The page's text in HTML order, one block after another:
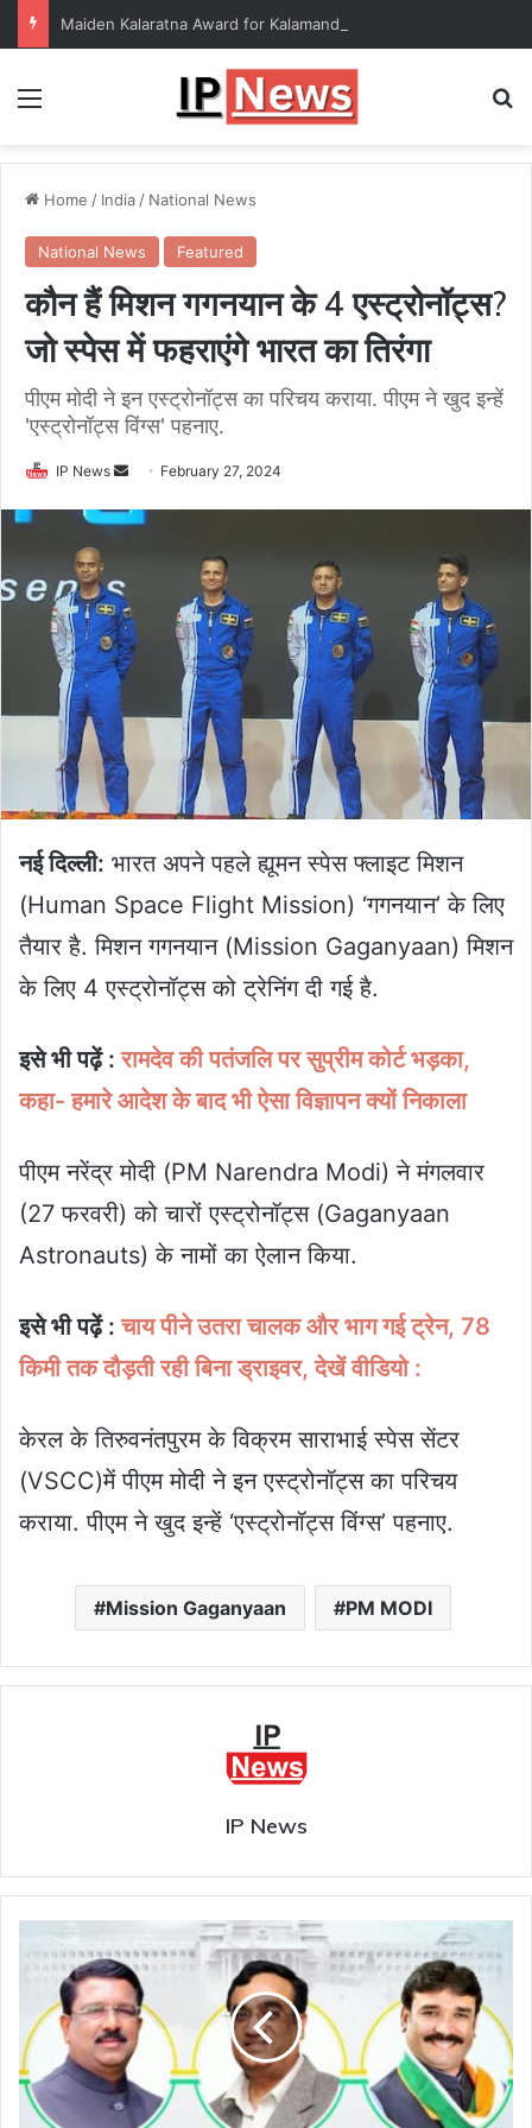
Menu
Home / India/ National News
National News Featured
कौन हैं मिशन गगनयान के 4 एस्ट्रोनॉट्स?
जो स्पेस में फहराएंगे भारत का तिरंगा
पीएम मोदी ने इन एस्ट्रोनॉट्स का परिचय कराया. पीएम ने खुद इन्हें
'एस्ट्रोनॉट्स विंग्स' पहनाए.
IP News
Send
email
February 27, 2024
नई दिल्ली: भारत अपने पहले ह्यूमन स्पेस फ्लाइट मिशन
(Human Space Flight Mission) ‘गगनयान’ के लिए
तैयार है. मिशन गगनयान (Mission Gaganyaan) मिशन
के लिए 4 एस्ट्रोनॉट्स को ट्रेनिंग दी गई है.
इसे भी पढ़ें :रामदेव की पतंजलि पर सुप्रीम कोर्ट भड़का,
कहा- हमारे आदेश के बाद भी ऐसा विज्ञापन क्यों निकाला
पीएम नरेंद्र मोदी (PM Narendra Modi) ने मंगलवार
(27 फरवरी) को चारों एस्ट्रोनॉट्स (Gaganyaan
Astronauts) के नामों का ऐलान किया.
इसे भी पढ़ें :चाय पीने उतरा चालक और भाग गई ट्रेन, 78
किमी तक दौड़ती रही बिना ड्राइवर, देखें वीडियो :
केरल के तिरुवनंतपुरम के विक्रम साराभाई स्पेस सेंटर
(VSCC)में पीएम मोदी ने इन एस्ट्रोनॉट्स का परिचय
कराया. पीएम ने खुद इन्हें ‘एस्ट्रोनॉट्स विंग्स’ पहनाए.
Mission Gaganyaan PM MODI
IP News
कर्नाटक
कांग्रेस
के
तीनों